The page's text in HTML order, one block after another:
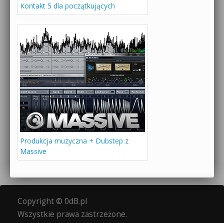
Kontakt 5 dla początkujących
Produkcja muzyczna + Dubstep z
Massive
Copyright © 0dB.pl
Wszystkie prawa zastrzeżone.